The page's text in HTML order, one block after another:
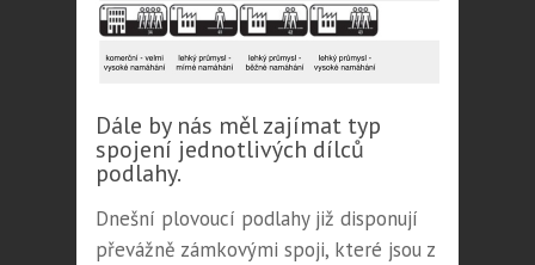
Dále by nás měl zajímat typ
spojení jednotlivých dílců
podlahy.
Dnešní plovoucí podlahy již disponují
převážně zámkovými spoji, které jsou z